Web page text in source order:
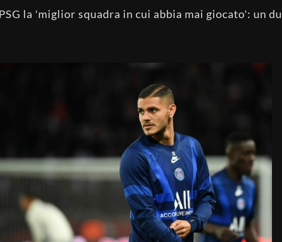
la 'miglior squadra in cui abbia mai giocato': un